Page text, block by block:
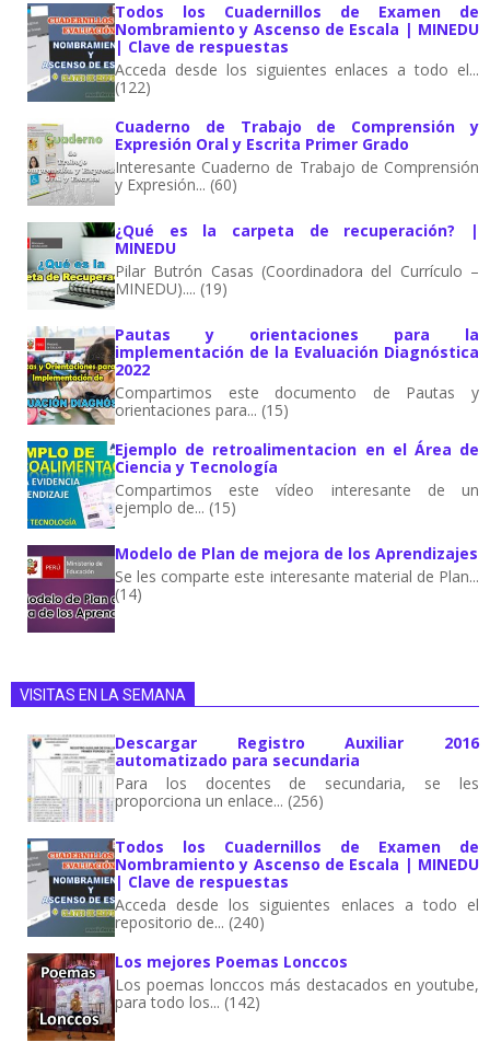
Todos los Cuadernillos de Examen de
Nombramiento y Ascenso de Escala | MINEDU
| Clave de respuestas
Acceda desde los siguientes enlaces a todo el...
(122)
Cuaderno de Trabajo de Comprensión y
Expresión Oral y Escrita Primer Grado
Interesante Cuaderno de Trabajo de Comprensión
y Expresión... (60)
¿Qué es la carpeta de recuperación? |
MINEDU
Pilar Butrón Casas (Coordinadora del Currículo –
MINEDU).... (19)
Pautas y orientaciones para la
implementación de la Evaluación Diagnóstica
2022
Compartimos este documento de Pautas y
orientaciones para... (15)
Ejemplo de retroalimentacion en el Área de
Ciencia y Tecnología
Compartimos este vídeo interesante de un
ejemplo de... (15)
Modelo de Plan de mejora de los Aprendizajes
Se les comparte este interesante material de Plan...
(14)
VISITAS EN LA SEMANA
Descargar Registro Auxiliar 2016
automatizado para secundaria
Para los docentes de secundaria, se les
proporciona un enlace... (256)
Todos los Cuadernillos de Examen de
Nombramiento y Ascenso de Escala | MINEDU
| Clave de respuestas
Acceda desde los siguientes enlaces a todo el
repositorio de... (240)
Los mejores Poemas Lonccos
Los poemas lonccos más destacados en youtube,
para todo los... (142)